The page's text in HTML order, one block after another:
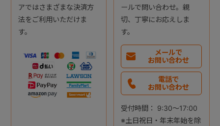
アではさまざまな決済方
法をご利用いただけま
す。
ールで問い合わせ。親
切、丁寧にお応えしま
す。
メールで
お問い合わせ
電話で
お問い合わせ
受付時間： 9:30～17:00
※土日祝日・年末年始を除